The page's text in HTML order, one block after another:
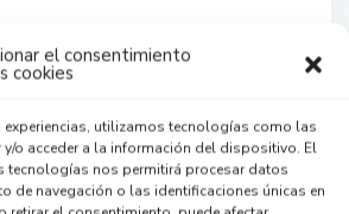
el consentimiento
cookies
experiencias, utilizamos tecnologías como las
y/o acceder a la información del dispositivo. El
tecnologías nos permitirá procesar datos
de navegación o las identificaciones únicas en